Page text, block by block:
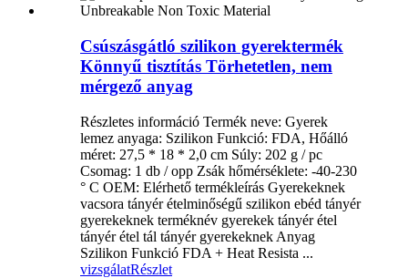
Csúszásgátló szilikon gyerektermék
Könnyű tisztítás Törhetetlen, nem
mérgező anyag
Részletes információ Termék neve: Gyerek
lemez anyaga: Szilikon Funkció: FDA, Hőálló
méret: 27,5 * 18 * 2,0 cm Súly: 202 g / pc
Csomag: 1 db / opp Zsák hőmérséklete: -40-230
° C OEM: Elérhető termékleírás Gyerekeknek
vacsora tányér ételminőségű szilikon ebéd tányér
gyerekeknek terméknév gyerekek tányér étel
tányér étel tál tányér gyerekeknek Anyag
Szilikon Funkció FDA + Heat Resista ...
vizsgálatRészlet